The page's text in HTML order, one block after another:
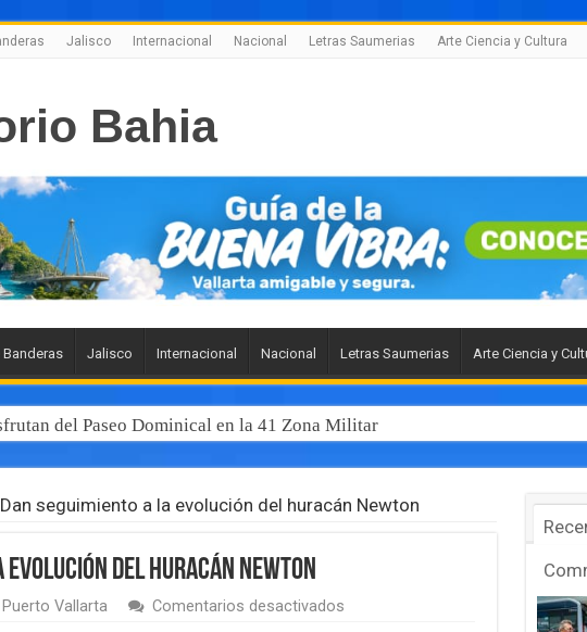
Jalisco Internacional Nacional Letras Saumerias Arte Ciencia y Cultura
Banderas Jalisco Internacional Nacional Letras Saumerias Arte Ciencia y
del Paseo Dominical en la 41 Zona Militar
Dan seguimiento a la evolución del huracán Newton
evolución del huracán Newton
Puerto Vallarta Comentarios desactivadosen